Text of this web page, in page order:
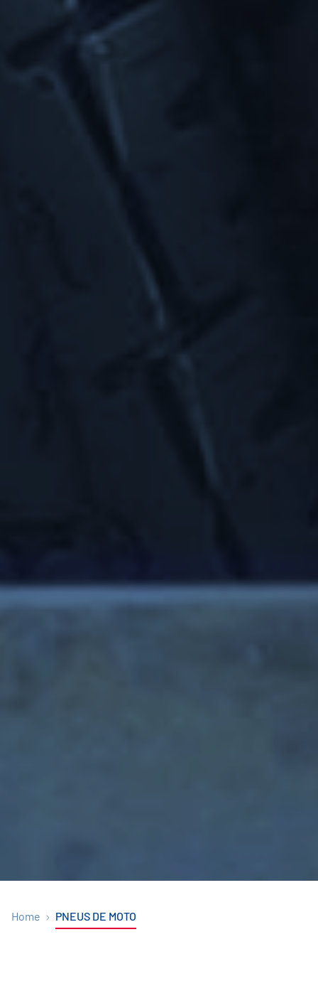
Home PNEUS DE MOTO